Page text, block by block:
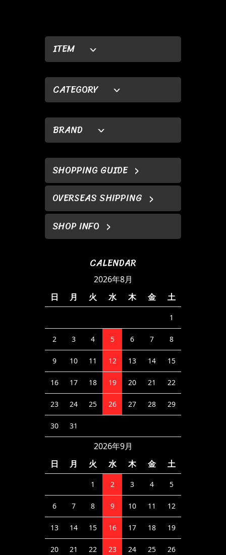
ITEM
CATEGORY
BRAND
SHOPPING GUIDE
OVERSEAS SHIPPING
SHOP INFO
CALENDAR
2026年8月
日
月 火 水 木 金 土
1
2 3 4 5 6 7 8
9 10 11 12 13 14 15
16 17 18 19 20 21 22
23 24 25 26 27 28 29
30 31
2026年9月
日
月 火 水 木 金 土
1 2 3 4 5
6 7 8 9 10 11 12
13 14 15 16 17 18 19
20 21 22 23 24 25 26